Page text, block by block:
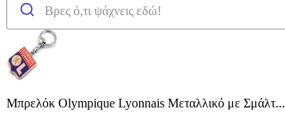
Μπρελόκ Olympique Lyonnais Μεταλλικό με Σμάλτ...